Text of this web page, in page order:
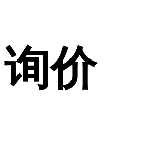
询价